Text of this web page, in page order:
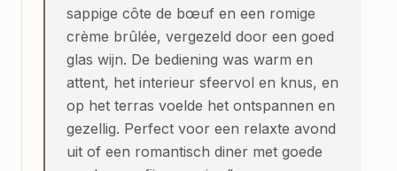
sappige côte de bœuf en een romige
crème brûlée, vergezeld door een goed
glas wijn. De bediening was warm en
attent, het interieur sfeervol en knus, en
op het terras voelde het ontspannen en
gezellig. Perfect voor een relaxte avond
uit of een romantisch diner met goede